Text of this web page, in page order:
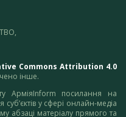
Commons Attribution 4.0
інше.
АрміяInform посилання на
суб’єктів у сфері онлайн-медіа
абзаці матеріалу прямого та